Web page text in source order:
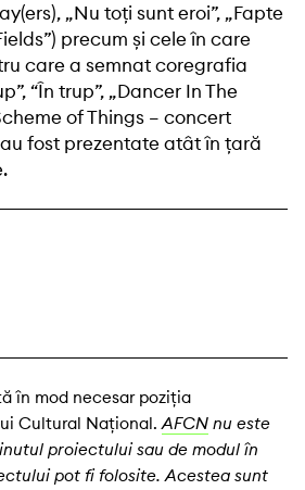
„Nu toți sunt eroi”, „Fapte
precum și cele în care
care a semnat coregrafia
“În trup”, „Dancer In The
of Things – concert
fost prezentate atât în țară
în mod necesar poziția
Cultural Național.AFCN nu este
proiectului sau de modul în
pot fi folosite. Acestea sunt